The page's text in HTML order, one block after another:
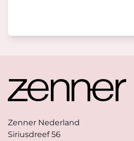
Zenner Nederland
Siriusdreef 56